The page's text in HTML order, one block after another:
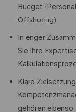
Budget
Offshoring)
In enger
Sie Ihre
Klare
gehören ebenso